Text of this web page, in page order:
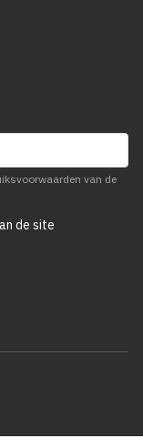
van de
de site